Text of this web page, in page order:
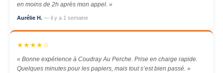
en moins de 2h après mon appel. »
Aurélie H. — il y a 1 semaine
★★★★☆
« Bonne expérience à Coudray Au Perche. Prise en charge rapide.
Quelques minutes pour les papiers, mais tout s’est bien passé. »